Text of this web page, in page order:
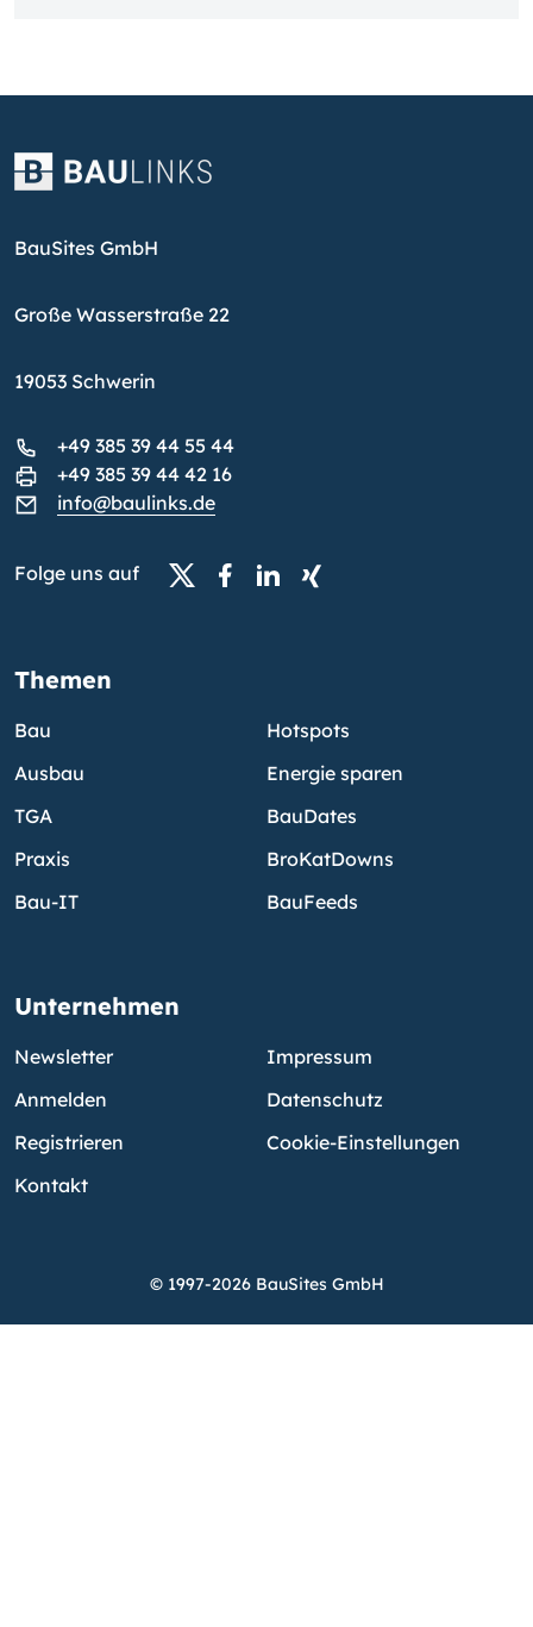
BauSites GmbH
Große Wasserstraße 22
19053 Schwerin
+49 385 39 44 55 44
+49 385 39 44 42 16
info@baulinks.de
Folge uns auf
Themen
Bau
Ausbau
TGA
Praxis
Bau-IT
Hotspots
Energie sparen
BauDates
BroKatDowns
BauFeeds
Unternehmen
Newsletter
Anmelden
Registrieren
Kontakt
Impressum
Datenschutz
Cookie-Einstellungen
© 1997-2026 BauSites GmbH